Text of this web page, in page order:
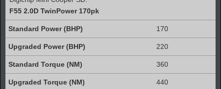
F55 2.0D TwinPower 170pk
170
220
360
440